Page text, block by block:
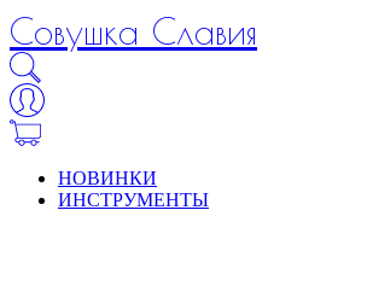
Совушка Славия
НОВИНКИ
ИНСТРУМЕНТЫ